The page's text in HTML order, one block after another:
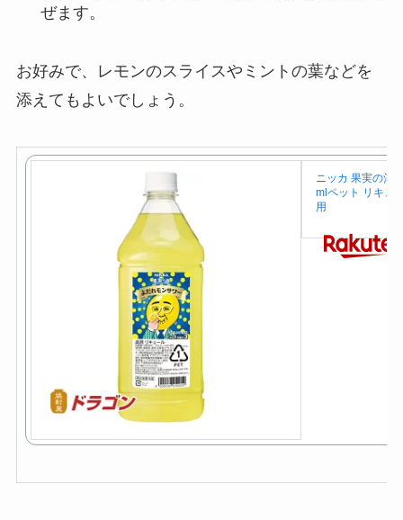
ぜます。
お好みで、レモンのスライスやミントの葉などを
添えてもよいでしょう。
ニッカ 果実の酒
mlペット リキュ
用